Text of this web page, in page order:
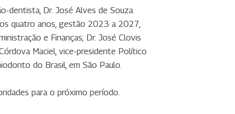
dentista, Dr. José Alves de Souza
quatro anos, gestão 2023 a 2027,
e Finanças; Dr. José Clovis
Maciel, vice-presidente Político
do Brasil, em São Paulo.
para o próximo período.